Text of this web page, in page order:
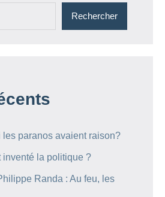
Rechercher
les paranos avaient raison?
inventé la politique ?
Randa : Au feu, les